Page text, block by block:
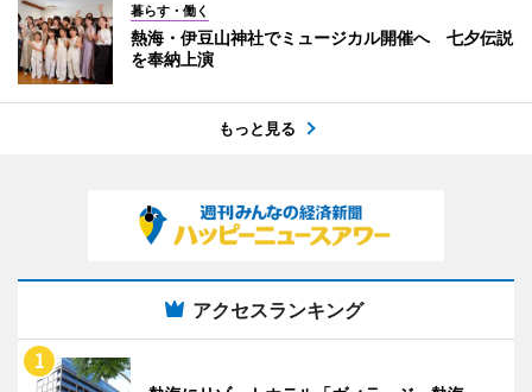
暮らす・働く
熱海・伊豆山神社でミュージカル開催へ 七夕伝説
を奉納上演
もっと見る
アクセスランキング